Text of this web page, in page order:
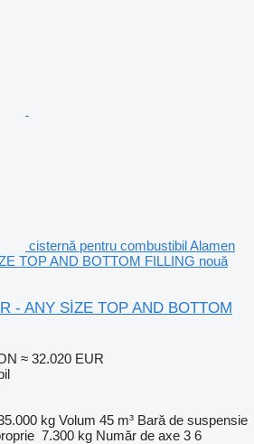
cisternă pentru combustibil Alamen
TOP AND BOTTOM FILLING nouă
- ANY SİZE TOP AND BOTTOM
≈ 32.020 EUR
kg Volum 45 m³ Bară de suspensie
7.300 kg Număr de axe 3 6